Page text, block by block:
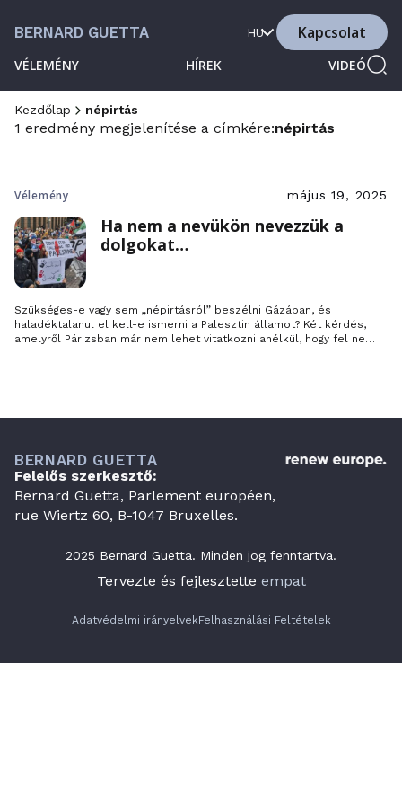
BERNARD GUETTA
VÉLEMÉNY HÍREK VIDEÓ
HU Kapcsolat
Kezdőlap népirtás
1 eredmény megjelenítése a címkére:népirtás
Vélemény május 19, 2025
Ha nem a nevükön nevezzük a
dolgokat…
Szükséges-e vagy sem „népirtásról” beszélni Gázában, és
haladéktalanul el kell-e ismerni a Palesztin államot? Két kérdés,
amelyről Párizsban már nem lehet vitatkozni anélkül, hogy fel ne
BERNARD GUETTA
Felelős szerkesztő:
Bernard Guetta, Parlement européen,
rue Wiertz 60, B-1047 Bruxelles.
2025 Bernard Guetta. Minden jog fenntartva.
Tervezte és fejlesztette empat
Adatvédelmi irányelvekFelhasználási Feltételek